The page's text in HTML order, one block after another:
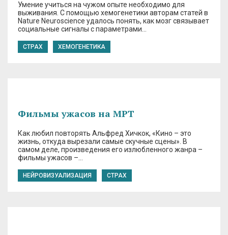
Умение учиться на чужом опыте необходимо для
выживания. С помощью хемогенетики авторам статей в
Nature Neuroscience удалось понять, как мозг связывает
социальные сигналы с параметрами…
СТРАХ ХЕМОГЕНЕТИКА
Фильмы ужасов на МРТ
Как любил повторять Альфред Хичкок, «Кино – это
жизнь, откуда вырезали самые скучные сцены». В
самом деле, произведения его излюбленного жанра –
фильмы ужасов –…
НЕЙРОВИЗУАЛИЗАЦИЯ СТРАХ